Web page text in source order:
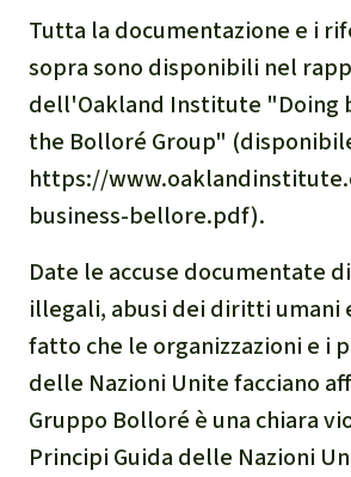
Tutta la documentazione e i
sopra sono disponibili nel
dell'Oakland Institute "Doing
the Bolloré Group"
https://
business-bellore.pdf).
Date le accuse documentate
illegali, abusi dei diritti umani
fatto che le organizzazioni e i
delle Nazioni Unite facciano
Gruppo Bolloré è una chiara
Principi Guida delle Nazioni